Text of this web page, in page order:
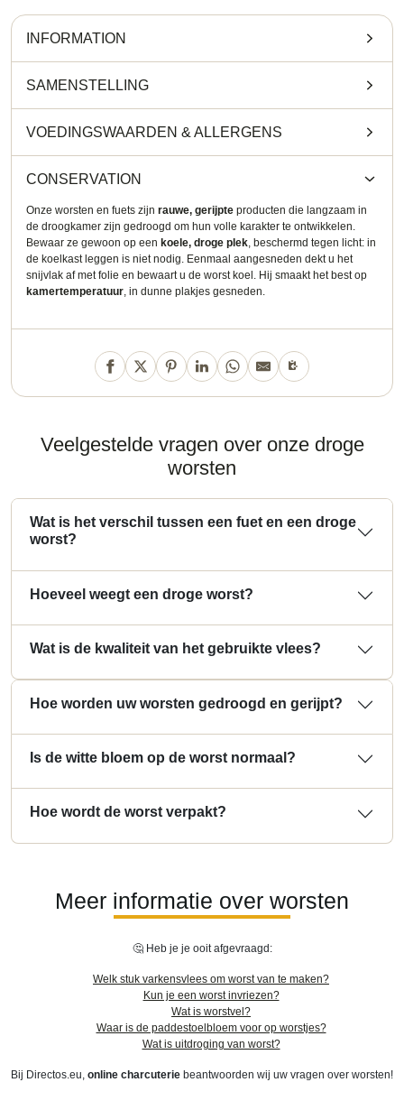
INFORMATION
SAMENSTELLING
VOEDINGSWAARDEN & ALLERGENS
CONSERVATION
Onze worsten en fuets zijn rauwe, gerijpte producten die langzaam in
de droogkamer zijn gedroogd om hun volle karakter te ontwikkelen.
Bewaar ze gewoon op een koele, droge plek, beschermd tegen licht: in
de koelkast leggen is niet nodig. Eenmaal aangesneden dekt u het
snijvlak af met folie en bewaart u de worst koel. Hij smaakt het best op
kamertemperatuur, in dunne plakjes gesneden.
Veelgestelde vragen over onze droge
worsten
Wat is het verschil tussen een fuet en een droge
worst?
Hoeveel weegt een droge worst?
Wat is de kwaliteit van het gebruikte vlees?
Hoe worden uw worsten gedroogd en gerijpt?
Is de witte bloem op de worst normaal?
Hoe wordt de worst verpakt?
Meer informatie over worsten
🤔 Heb je je ooit afgevraagd:
Welk stuk varkensvlees om worst van te maken?
Kun je een worst invriezen?
Wat is worstvel?
Waar is de paddestoelbloem voor op worstjes?
Wat is uitdroging van worst?
Bij Directos.eu, online charcuterie beantwoorden wij uw vragen over worsten!